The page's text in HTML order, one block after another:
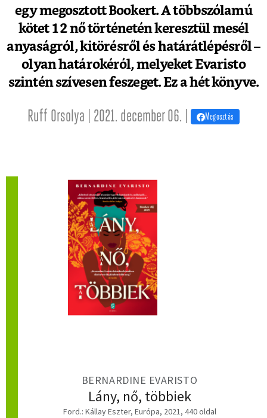
egy megosztott Bookert. A többszólamú
kötet 12 nő történetén keresztül mesél
anyaságról, kitörésről és határátlépésről –
olyan határokéról, melyeket Evaristo
szintén szívesen feszeget. Ez a hét könyve.
Ruff Orsolya | 2021. december 06. | Megosztás
BERNARDINE EVARISTO
Lány, nő, többiek
Ford.: Kállay Eszter, Európa, 2021, 440 oldal